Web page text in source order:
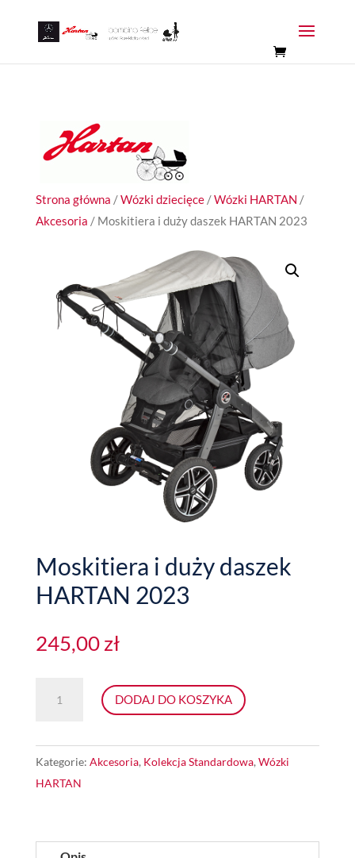
Strona główna /Wózki dziecięce/Wózki HARTAN /
Akcesoria / Moskitiera i duży daszek HARTAN 2023
Moskitiera i duży daszek
HARTAN 2023
245,00zł
Moskitiera
DODAJ DO KOSZYKA
Kategorie: Akcesoria, Kolekcja Standardowa, Wózki
HARTAN